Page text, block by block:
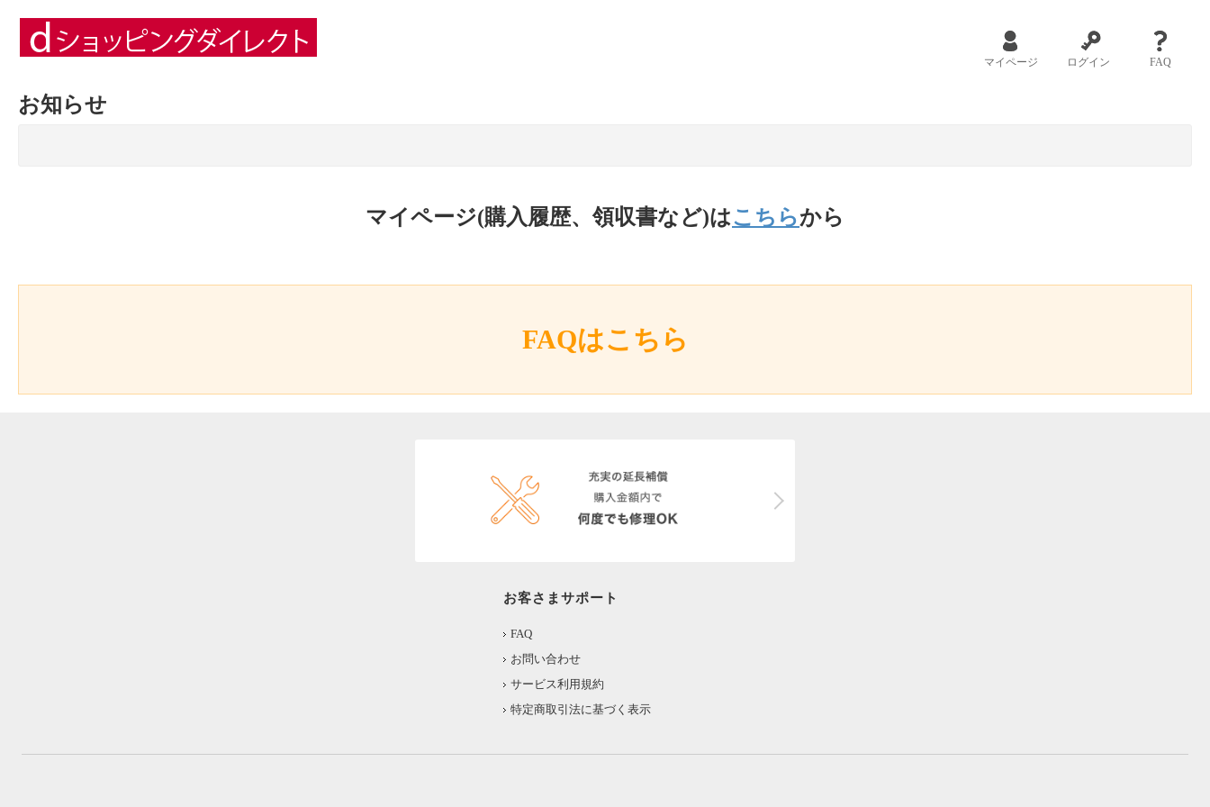
マイページ ログイン FAQ
お知らせ
マイページ(購入履歴、領収書など)はこちらから
FAQはこちら
お客さまサポート
FAQ
お問い合わせ
サービス利用規約
特定商取引法に基づく表示